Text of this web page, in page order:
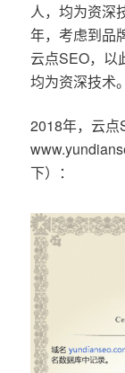
人，均为资深
年，考虑到品
云点SEO，以
均为资深技术。
2018年，云点
下）：